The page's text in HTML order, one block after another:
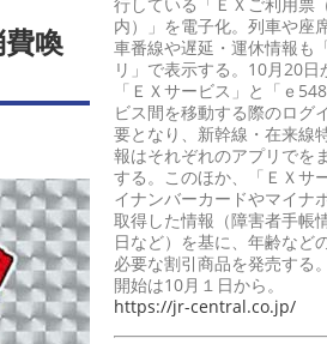
喚
内）」を電子化。列車や座
車番線や遅延・運休情報も
リ」で表示する。10月20日
「ＥＸサービス」と「ｅ
ビス間を移動する際のログ
要となり、新幹線・在来線
報はそれぞれのアプリでを
する。このほか、「ＥＸサ
イナンバーカードやマイナ
取得した情報（障害者手帳
日など）を基に、年齢など
必要な割引商品を発売する
開始は10月１日から。
https://jr-central.co.jp/